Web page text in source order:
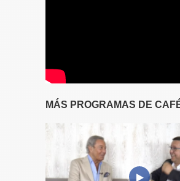
MÁS PROGRAMAS DE